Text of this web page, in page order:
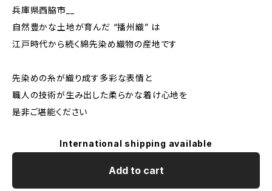
兵庫県西脇市__
自然豊かな土地が育んだ “播州織” は
江戸時代から続く綿先染め織物の産地です
先染めの糸が織り成す多彩な表情と
職人の技術が生み出した柔らかな着け心地を
是非ご堪能ください
International shipping available
Add to cart